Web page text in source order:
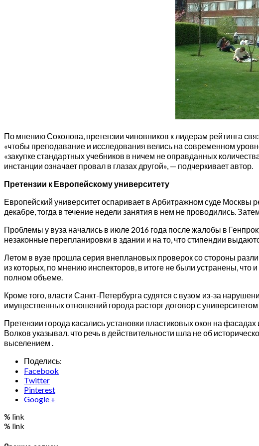
По мнению Соколова, претензии чиновников к лидерам рейтинга
«чтобы преподавание и исследования велись на современном
«закупке стандартных учебников в ничем не оправданных
инстанции означает провал в глазах другой», — подчеркивает автор.
Претензии к Европейскому университету
Европейский университет оспаривает в Арбитражном суде Москвы
декабре, тогда в течение недели занятия в нем не проводились.
Проблемы у вуза начались в июле 2016 года после жалобы в
незаконные перепланировки в здании и на то, что стипендии
Летом в вузе прошла серия внеплановых проверок со стороны
из которых, по мнению инспекторов, в итоге не были устранены,
полном объеме.
Кроме того, власти Санкт-Петербурга судятся с вузом из-за
имущественных отношений города расторг договор с
Претензии города касались установки пластиковых окон на
Волков указывал. что речь в действительности шла не об
выселением .
Поделись:
Facebook
Twitter
Pinterest
Google +
% link
% link